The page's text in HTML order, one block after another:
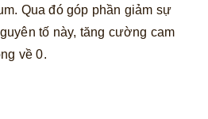
Qua đó góp phần giảm sự
tố này, tăng cường cam
về 0.